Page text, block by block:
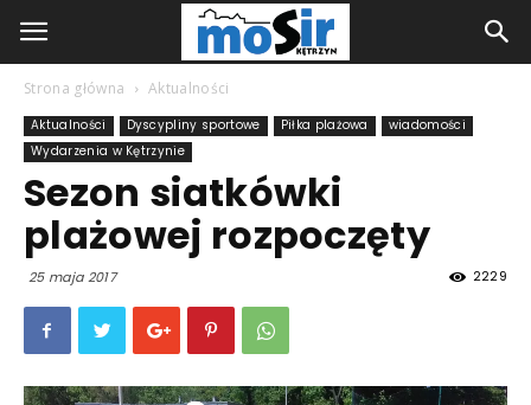
Strona główna Aktualności
Aktualności Dyscypliny sportowe Piłka plażowa
wiadomości
Wydarzenia w Kętrzynie
Sezon siatkówki
plażowej rozpoczęty
25 maja 2017 2229